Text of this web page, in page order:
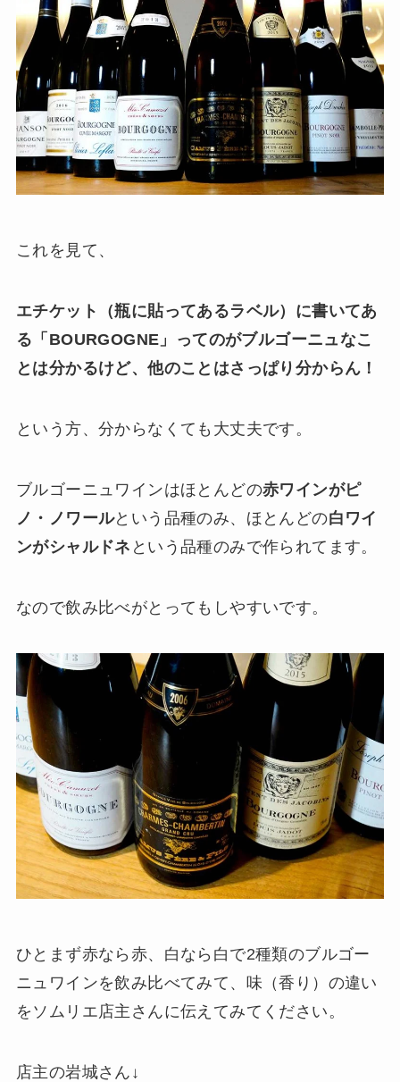
これを見て、
エチケット（瓶に貼ってあるラベル）に書いてあ
る「BOURGOGNE」ってのがブルゴーニュなこ
とは分かるけど、他のことはさっぱり分からん！
という方、分からなくても大丈夫です。
ブルゴーニュワインはほとんどの赤ワインがピ
ノ・ノワールという品種のみ、ほとんどの白ワイ
ンがシャルドネ という品種のみで作られてます。
なので飲み比べがとってもしやすいです。
ひとまず赤なら赤、白なら白で2種類のブルゴー
ニュワインを飲み比べてみて、味（香り）の違い
をソムリエ店主さんに伝えてみてください。
店主の岩城さん↓